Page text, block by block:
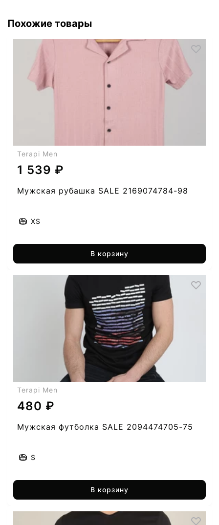
Похожие товары
Terapi Men
1 539 ₽
Мужская рубашка SALE 2169074784-98
XS
В корзину
Terapi Men
480 ₽
Мужская футболка SALE 2094474705-75
S
В корзину